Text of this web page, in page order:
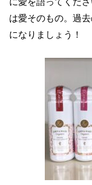
は愛そのもの。過
になりましょう！